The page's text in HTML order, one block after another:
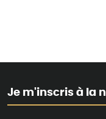
Je m'inscris à la